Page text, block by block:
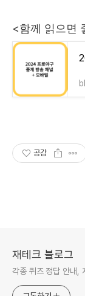
<함께 읽으면
공감
재테크 블로그
각종 퀴즈 정답 안내,